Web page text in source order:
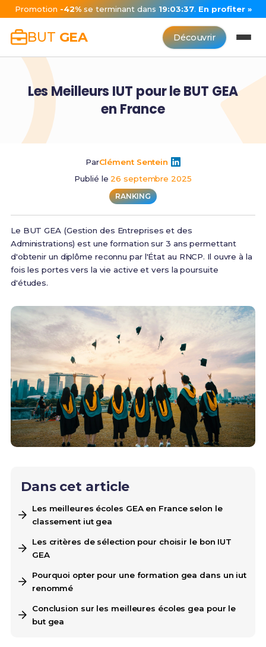
Promotion -42%se terminant dans 19:03:37. En profiter »
BUT GEA Découvrir
Les Meilleurs IUT pour le BUT GEA
en France
ParClément Sentein
Publié le 26 septembre 2025
RANKING
Le BUT GEA (Gestion des Entreprises et des
Administrations) est une formation sur 3 ans permettant
d'obtenir un diplôme reconnu par l'État au RNCP. Il ouvre à la
fois les portes vers la vie active et vers la poursuite
d'études.
Dans cet article
Les meilleures écoles GEA en France selon le
classement iut gea
Les critères de sélection pour choisir le bon IUT
GEA
Pourquoi opter pour une formation gea dans un iut
renommé
Conclusion sur les meilleures écoles gea pour le
but gea